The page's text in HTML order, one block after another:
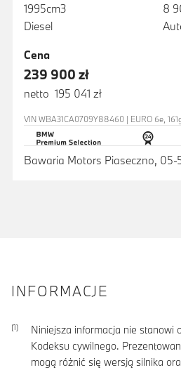
1995cm3
Diesel
8
Cena
239 900 zł
netto 195 041 zł
VIN WBA31CA0709Y88460 | EURO 6e,
Bawaria Motors Piaseczno, 05-
INFORMACJE
Niniejsza informacja nie stanowi
Kodeksu cywilnego.
mogą różnić się wersją silnika